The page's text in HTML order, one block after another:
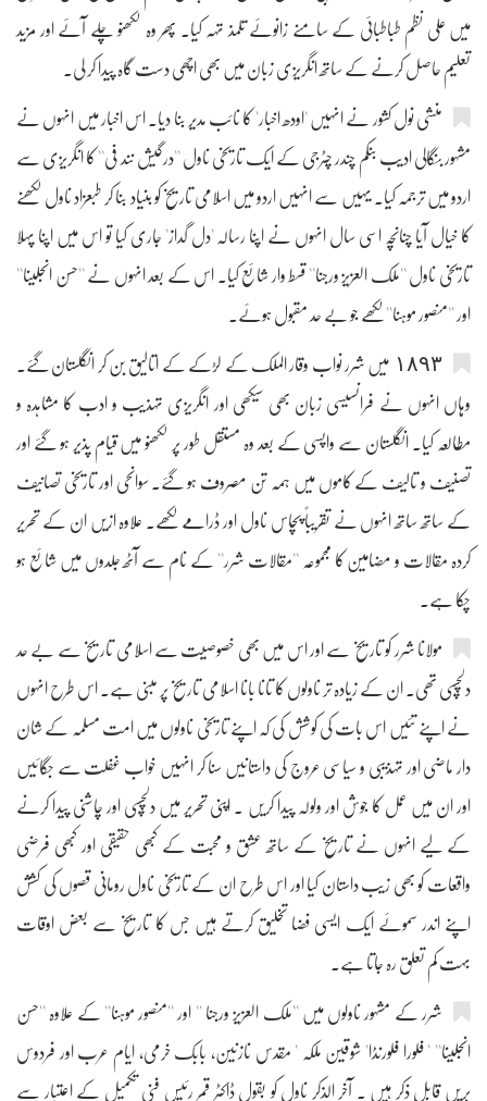
میں علی نظم طباطبائی کے سامنے زانوئے تلمذ تہہ کیا۔ پھر وہ لکھنو چلے آئے اور مزید
تعلیم حاصل کرنے کے ساتھ انگریزی زبان میں بھی اچھی دست گاہ پیدا کر لی۔
منشی نول کشور نے انہیں 'اودھ اخبار' کا نائب مدیر بنا دیا۔ اس اخبار میں انہوں نے
مشہور بنگالی ادیب بنکم چندر چٹرجی کے ایک تاریخی ناول ''درگیش نند فی'' کا انگریزی سے
اردو میں ترجمہ کیا۔ یہیں سے انہیں اردو میں اسلامی تاریخ کو بنیاد بنا کر طبعزاد ناول لکھنے
کا خیال آیا چنانچہ اسی سال انہوں نے اپنا رسالہ 'دل گداز' جاری کیا تو اس میں اپنا پہلا
تاریخی ناول ''ملک العزیز ورجنا'' قسط وار شائع کیا۔ اس کے بعد انہوں نے ''حسن انجلینا''
اور ''منصور موہنا'' لکھے جو بے حد مقبول ہوئے۔
١٨٩٣ میں شرر نواب وقار الملک کے لڑکے کے اتالیق بن کر انگلستان گئے۔
وہاں انہوں نے فرانسیسی زبان بھی سیکھی اور انگریزی تہذیب و ادب کا مشاہدہ و
مطالعہ کیا۔ انگلستان سے واپسی کے بعد وہ مستقل طور پر لکھنو میں قیام پذیر ہو گئے اور
تصنیف و تالیف کے کاموں میں ہمہ تن مصروف ہو گئے۔ سوانحی اور تاریخی تصانیف
کے ساتھ ساتھ انہوں نے تقریباً پچاس ناول اور ڈرامے لکھے۔ علاوہ ازیں ان کے تحریر
کردہ مقالات و مضامین کا مجموعہ ''مقالات شرر'' کے نام سے آٹھ جلدوں میں شائع ہو
چکا ہے۔
مولانا شرر کو تاریخ سے اور اس میں بھی خصوصیت سے اسلامی تاریخ سے بے حد
دلچسپی تھی۔ ان کے زیادہ تر ناولوں کا تانا بانا اسلامی تاریخ پر مبنی ہے۔ اس طرح انہوں
نے اپنے تئیں اس بات کی کوشش کی کہ اپنے تاریخی ناولوں میں امت مسلمہ کے شان
دار ماضی اور تہذیبی و سیاسی عروج کی داستانیں سنا کر انہیں خواب غفلت سے جگائیں
اور ان میں عمل کا جوش اور ولولہ پیدا کریں ۔ اپنی تحریر میں دلچسپی اور چاشنی پیدا کرنے
کے لیے انہوں نے تاریخ کے ساتھ عشق و محبت کے کبھی حقیقی اور کبھی فرضی
واقعات کو بھی زیب داستان کیا اور اس طرح ان کے تاریخی ناول رومانی قصوں کی کشش
اپنے اندر سموئے ایک ایسی فضا تخلیق کرتے ہیں جس کا تاریخ سے بعض اوقات
بہت کم تعلق رہ جاتا ہے۔
شرر کے مشہور ناولوں میں ''ملک العزیز ورجنا '' اور ''منصور موہنا'' کے علاوہ ''حسن
انجلینا'' ' فلورا فلورنڈا' شوقین ملکہ ' مقدس نازنین، بابک خرمی، ایام عرب اور فردوس
بریں قابل ذکر ہیں ۔ آخر الذکر ناول کو بقول ڈاکٹر قمر رئیس فنی تکمیل کے اعتبار سے